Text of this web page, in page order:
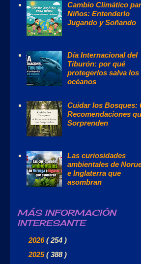
Cambio Climático
Niños: Entenderlo
Jugando y Soñando
Día Internacional del
Tiburón: por qué
protegerlos salva los
océanos
Cuidar los Bosques:
Recomendaciones
Sorprenden
Las curiosidades
ambientales de
e Inglaterra que
asombran
MÁS INFORMACIÓN
INTERESANTE
2026( 254 )
2025( 388 )